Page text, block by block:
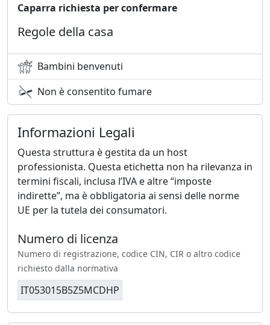
Caparra richiesta per confermare
Regole della casa
Bambini benvenuti
Non è consentito fumare
Informazioni Legali
Questa struttura è gestita da un host
professionista. Questa etichetta non ha rilevanza in
termini fiscali, inclusa l’IVA e altre “imposte
indirette”, ma è obbligatoria ai sensi delle norme
UE per la tutela dei consumatori.
Numero di licenza
Numero di registrazione, codice CIN, CIR o altro codice
richiesto dalla normativa
IT053015B5Z5MCDHP